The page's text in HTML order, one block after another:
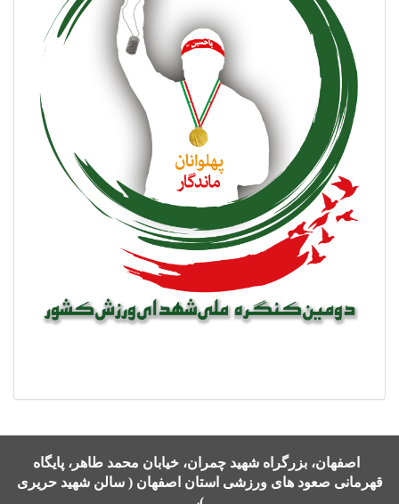
اصفهان، بزرگراه شهید چمران، خیابان محمد طاهر، پایگاه
قهرمانی صعود های ورزشی استان اصفهان ( سالن شهید حریری